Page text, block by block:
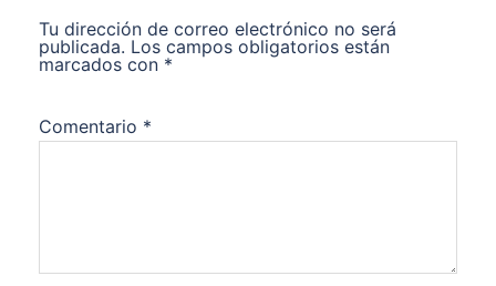
Tu dirección de correo electrónico no será
publicada. Los campos obligatorios están
marcados con *
Comentario *